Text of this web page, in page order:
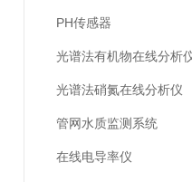
PH传感器
光谱法有机物在线分析
光谱法硝氮在线分析仪
管网水质监测系统
在线电导率仪